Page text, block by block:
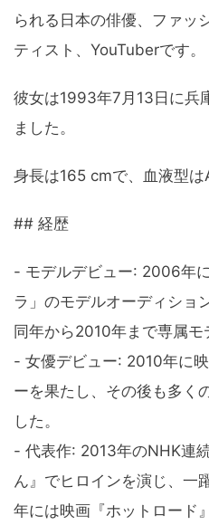
られる日本の俳優、ファッ
ティスト、YouTuberです。
彼女は1993年7月13日に兵
ました。
身長は165 cmで、血液型は
## 経歴
- モデルデビュー: 2006年
ラ」のモデルオーディショ
同年から2010年まで専属モ
- 女優デビュー: 2010年に
ーを果たし、その後も多く
した。
- 代表作: 2013年のNHK連
ん』でヒロインを演じ、一
年には映画『ホットロード